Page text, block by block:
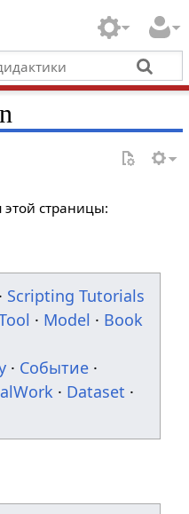
страницы:
· Scripting Tutorials
· Model · Book
· Событие ·
· Dataset ·